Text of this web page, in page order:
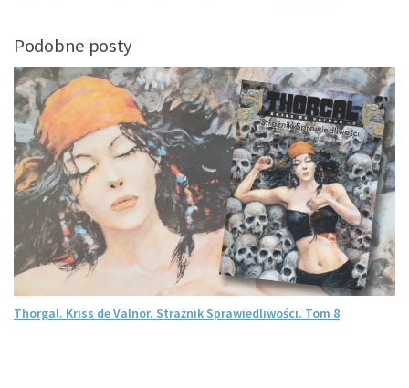
Podobne posty
Thorgal. Kriss de Valnor. Strażnik Sprawiedliwości. Tom 8